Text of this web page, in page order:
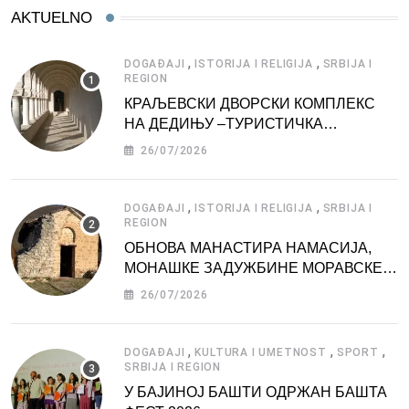
AKTUELNO
DOGAĐAJI , ISTORIJA I RELIGIJA , SRBIJA I
REGION
КРАЉЕВСКИ ДВОРСКИ КОМПЛЕКС
НА ДЕДИЊУ –ТУРИСТИЧКА
АТРАКЦИЈА
26/07/2026
DOGAĐAJI , ISTORIJA I RELIGIJA , SRBIJA I
REGION
ОБНОВА МАНАСТИРА НАМАСИЈА,
МОНАШКЕ ЗАДУЖБИНЕ МОРАВСКЕ
СРБИЈЕ
26/07/2026
DOGAĐAJI ,KULTURA I UMETNOST , SPORT ,
SRBIJA I REGION
У БАЈИНОЈ БАШТИ ОДРЖАН БАШТА